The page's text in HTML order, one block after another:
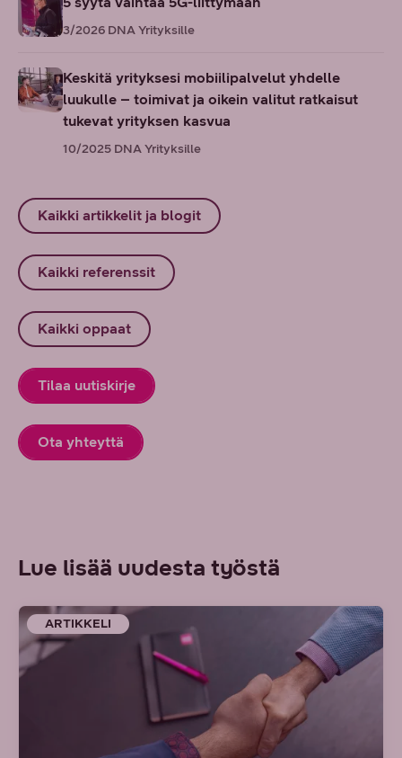
3/2026 DNA Yrityksille
Keskitä yrityksesi mobiilipalvelut yhdelle
luukulle – toimivat ja oikein valitut ratkaisut
tukevat yrityksen kasvua
10/2025 DNA Yrityksille
Kaikki artikkelit ja blogit
Kaikki referenssit
Kaikki oppaat
Tilaa uutiskirje
Ota yhteyttä
Lue lisää uudesta työstä
ARTIKKELI